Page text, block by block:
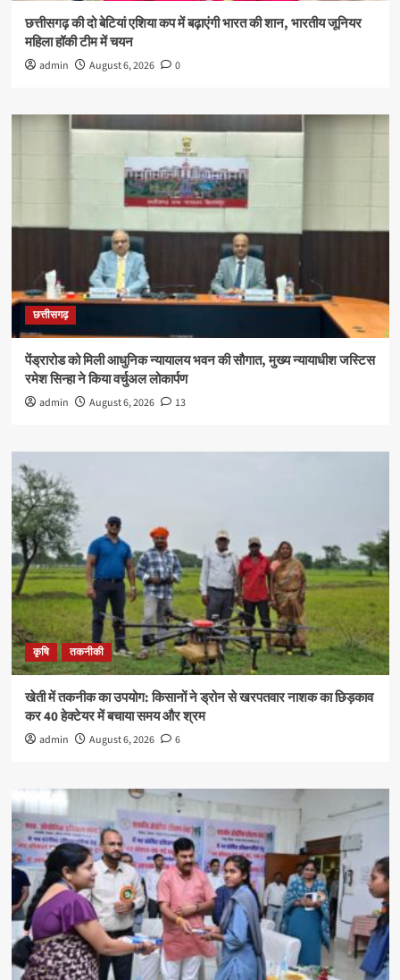
छत्तीसगढ़ की दो बेटियां एशिया कप में बढ़ाएंगी भारत की शान, भारतीय जूनियर
महिला हॉकी टीम में चयन
admin August 6, 2026 0
छत्तीसगढ़
पेंड्रारोड को मिली आधुनिक न्यायालय भवन की सौगात, मुख्य न्यायाधीश जस्टिस
रमेश सिन्हा ने किया वर्चुअल लोकार्पण
admin August 6, 2026 13
कृषि तकनीकी
खेती में तकनीक का उपयोग: किसानों ने ड्रोन से खरपतवार नाशक का छिड़काव
कर 40 हेक्टेयर में बचाया समय और श्रम
admin August 6, 2026 6